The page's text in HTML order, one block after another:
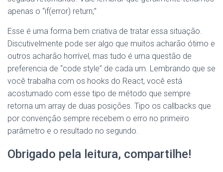
apenas o “if(error) return;”
Esse é uma forma bem criativa de tratar essa situação.
Discutivelmente pode ser algo que muitos acharão ótimo e
outros acharão horrível, mas tudo é uma questão de
preferencia de “code style” de cada um. Lembrando que se
você trabalha com os hooks do React, você está
acostumado com esse tipo de método que sempre
retorna um array de duas posições. Tipo os callbacks que
por convenção sempre recebem o erro no primeiro
parâmetro e o resultado no segundo.
Obrigado pela leitura, compartilhe!